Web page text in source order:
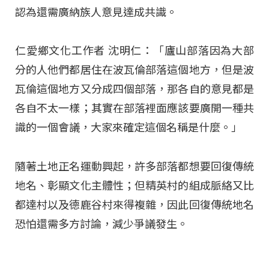
認為還需廣納族人意見達成共識。
仁愛鄉文化工作者 沈明仁：「廬山部落因為大部
分的人他們都居住在波瓦倫部落這個地方，但是波
瓦倫這個地方又分成四個部落，那各自的意見都是
各自不太一樣；其實在部落裡面應該要廣開一種共
識的一個會議，大家來確定這個名稱是什麼。」
隨著土地正名運動興起，許多部落都想要回復傳統
地名、彰顯文化主體性；但精英村的組成脈絡又比
都達村以及德鹿谷村來得複雜，因此回復傳統地名
恐怕還需多方討論，減少爭議發生。